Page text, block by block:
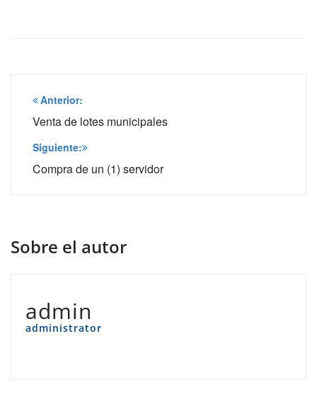
Navegación
de
entradas
Anterior:
Venta de lotes municipales
Siguiente:
Compra de un (1) servidor
Sobre el autor
admin
administrator